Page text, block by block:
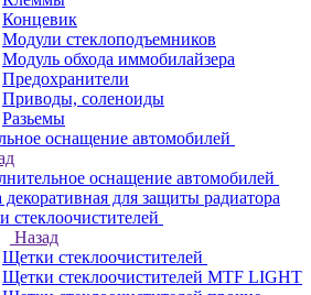
Концевик
Модули стеклоподъемников
Модуль обхода иммобилайзера
Предохранители
Приводы, соленоиды
Разьемы
оснащение автомобилей
оснащение автомобилей
декоративная для защиты радиатора
стеклоочистителей
Назад
Щетки стеклоочистителей
Щетки стеклоочистителей MTF LIGHT